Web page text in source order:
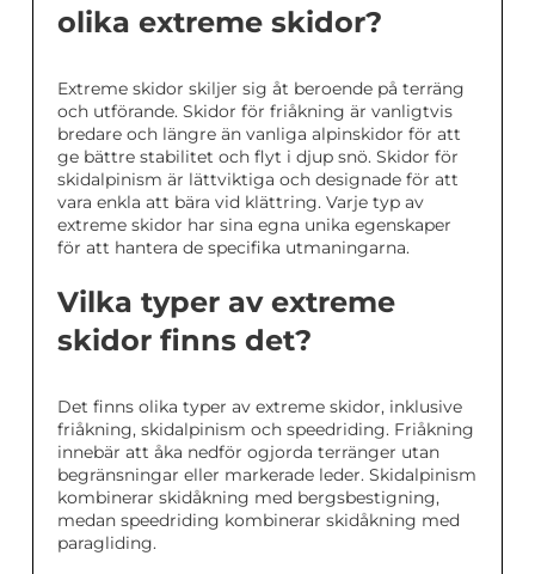
olika extreme skidor?
Extreme skidor skiljer sig åt beroende på terräng
och utförande. Skidor för friåkning är vanligtvis
bredare och längre än vanliga alpinskidor för att
ge bättre stabilitet och flyt i djup snö. Skidor för
skidalpinism är lättviktiga och designade för att
vara enkla att bära vid klättring. Varje typ av
extreme skidor har sina egna unika egenskaper
för att hantera de specifika utmaningarna.
Vilka typer av extreme
skidor finns det?
Det finns olika typer av extreme skidor, inklusive
friåkning, skidalpinism och speedriding. Friåkning
innebär att åka nedför ogjorda terränger utan
begränsningar eller markerade leder. Skidalpinism
kombinerar skidåkning med bergsbestigning,
medan speedriding kombinerar skidåkning med
paragliding.